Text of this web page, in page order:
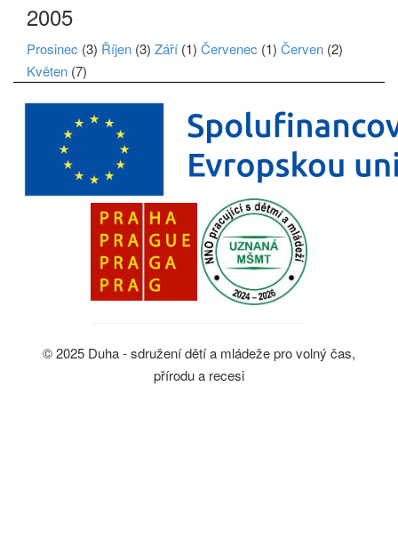
2005
Prosinec (3) Říjen (3) Září(1) Červenec (1) Červen (2)
Květen (7)
© 2025 Duha - sdružení dětí a mládeže pro volný čas,
přírodu a recesi